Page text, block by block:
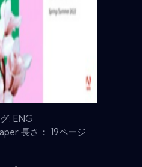
: ENG
長さ： 19ページ